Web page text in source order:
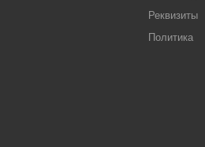
Реквизиты
Политика